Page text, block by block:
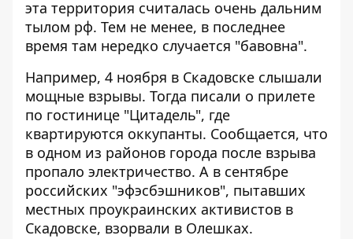
эта территория считалась очень дальним
тылом рф. Тем не менее, в последнее
время там нередко случается "бавовна".
Например, 4 ноября в Скадовске слышали
мощные взрывы. Тогда писали о прилете
по гостинице "Цитадель", где
квартируются оккупанты. Сообщается, что
в одном из районов города после взрыва
пропало электричество. А в сентябре
российских "эфэсбэшников", пытавших
местных проукраинских активистов в
Скадовске, взорвали в Олешках.